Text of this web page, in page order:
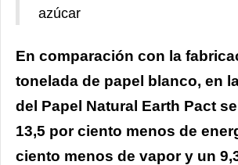
azúcar
En comparación con la
tonelada de papel blanco, en
del Papel Natural Earth Pact
13,5 por ciento menos de
ciento menos de vapor y un